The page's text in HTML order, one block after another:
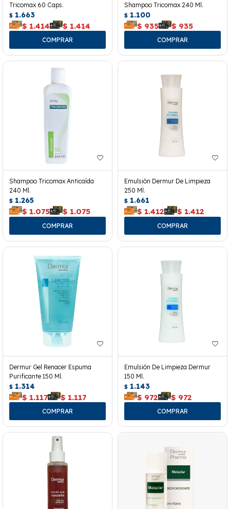
Tricomax 60 Caps.
$ 1.663
$ 1.414 $ 1.414
Shampoo Tricomax 240 Ml.
$ 1.100
$ 935 $ 935
Shampoo Tricomax Anticaída
240 Ml.
$ 1.265
$ 1.075 $ 1.075
Emulsión Dermur De Limpieza
250 Ml.
$ 1.661
$ 1.412 $ 1.412
Dermur Gel Renacer Espuma
Purificante 150 Ml.
$ 1.314
$ 1.117 $ 1.117
Emulsión De Limpieza Dermur
150 Ml.
$ 1.143
$ 972 $ 972